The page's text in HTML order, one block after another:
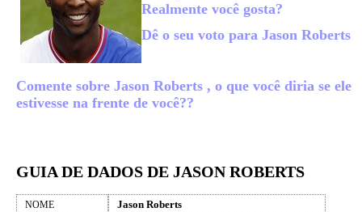
Realmente você gosta?
Dê o seu voto para Jason Roberts
Comente sobre Jason Roberts , o que você diria se ele
estivesse na frente de você??
GUIA DE DADOS DE JASON ROBERTS
NOME Jason Roberts